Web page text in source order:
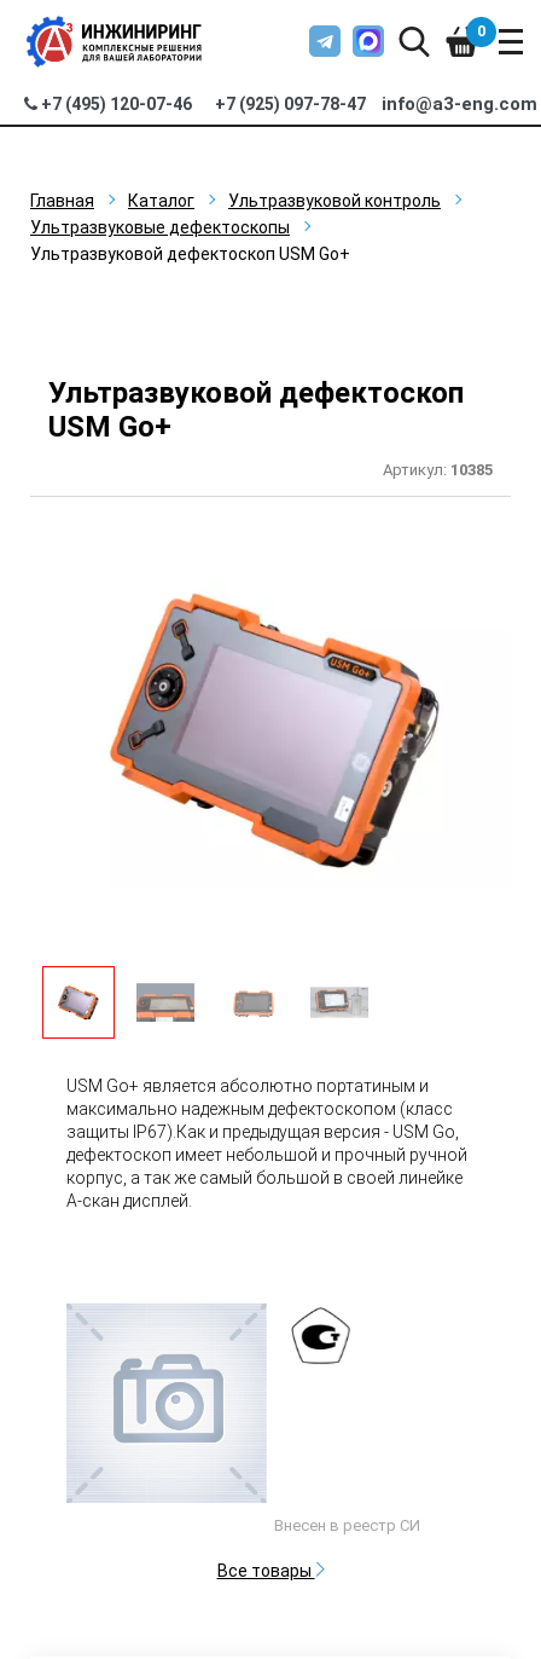
+7 (495) 120-07-46 +7 (925) 097-78-47 info@a3-eng.com
0
Главная Каталог
Ультразвуковой контроль
Ультразвуковые дефектоскопы
Ультразвуковой дефектоскоп USM Go+
Ультразвуковой дефектоскоп
USM Go+
Артикул: 10385
USM Go+ является абсолютно портатиным и
максимально надежным дефектоскопом (класс
защиты IP67).Как и предыдущая версия - USM Go,
дефектоскоп имеет небольшой и прочный ручной
корпус, а так же самый большой в своей линейке
А-скан дисплей.
Внесен в реестр СИ
Все товары